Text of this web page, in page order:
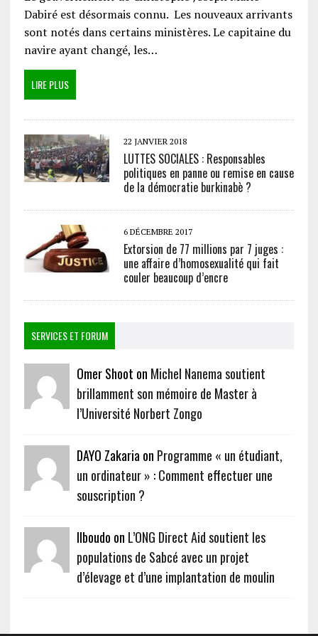
Dabiré est désormais connu. Les nouveaux arrivants
sont notés dans certains ministères. Le capitaine du
navire ayant changé, les…
LIRE PLUS
22 JANVIER 2018
LUTTES SOCIALES : Responsables
politiques en panne ou remise en cause
de la démocratie burkinabè ?
6 DÉCEMBRE 2017
Extorsion de 77 millions par 7 juges :
une affaire d’homosexualité qui fait
couler beaucoup d’encre
SERVICES ET FORUM
Omer Shoot on Michel Nanema soutient
brillamment son mémoire de Master à
l’Université Norbert Zongo
DAYO Zakaria on Programme « un étudiant,
un ordinateur » : Comment effectuer une
souscription ?
Ilboudo on L’ONG Direct Aid soutient les
populations de Sabcé avec un projet
d’élevage et d’une implantation de moulin